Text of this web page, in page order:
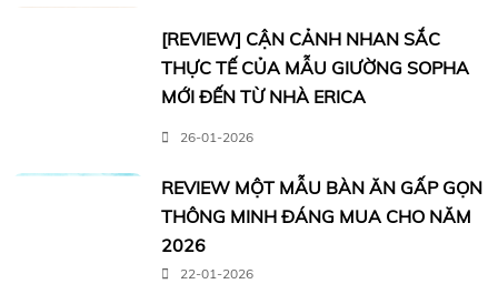
[REVIEW] CẬN CẢNH NHAN SẮC
THỰC TẾ CỦA MẪU GIƯỜNG SOPHA
MỚI ĐẾN TỪ NHÀ ERICA
26-01-2026
REVIEW MỘT MẪU BÀN ĂN GẤP GỌN
THÔNG MINH ĐÁNG MUA CHO NĂM
2026
22-01-2026